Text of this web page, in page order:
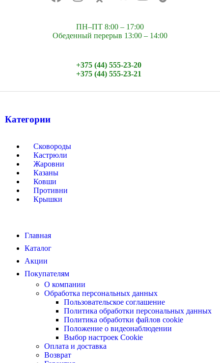
ПН–ПТ 8:00 – 17:00
Обеденный перерыв 13:00 – 14:00
+375 (44) 555-23-20
+375 (44) 555-23-21
Категории
Сковороды
Кастрюли
Жаровни
Казаны
Ковши
Противни
Крышки
Главная
Каталог
Акции
Покупателям
О компании
Обработка персональных данных
Пользовательское соглашение
Политика обработки персональных данных
Политика обработки файлов cookie
Положение о видеонаблюдении
Выбор настроек Cookie
Оплата и доставка
Возврат